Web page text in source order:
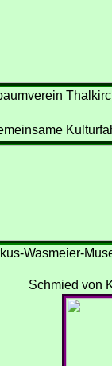
Wasmeier-
Schmied von